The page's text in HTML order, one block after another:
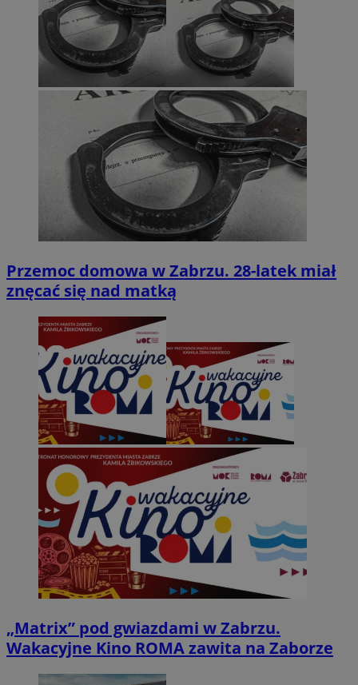
Przemoc domowa w Zabrzu. 28-latek miał
znęcać się nad matką
„Matrix” pod gwiazdami w Zabrzu.
Wakacyjne Kino ROMA zawita na Zaborze